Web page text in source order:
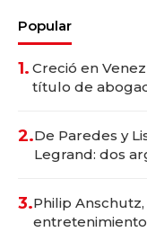
Popular
1. Creció en
título de
2.De Paredes y
Legrand: dos
3.Philip